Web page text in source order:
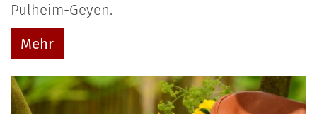
Pulheim-Geyen.
Mehr